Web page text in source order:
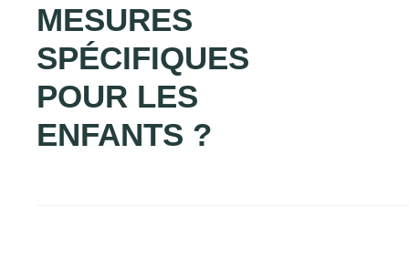
MESURES
SPÉCIFIQUES
POUR LES
ENFANTS ?